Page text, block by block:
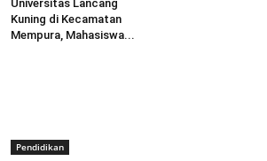
Universitas Lancang
Kuning di Kecamatan
Mempura, Mahasiswa...
Pendidikan